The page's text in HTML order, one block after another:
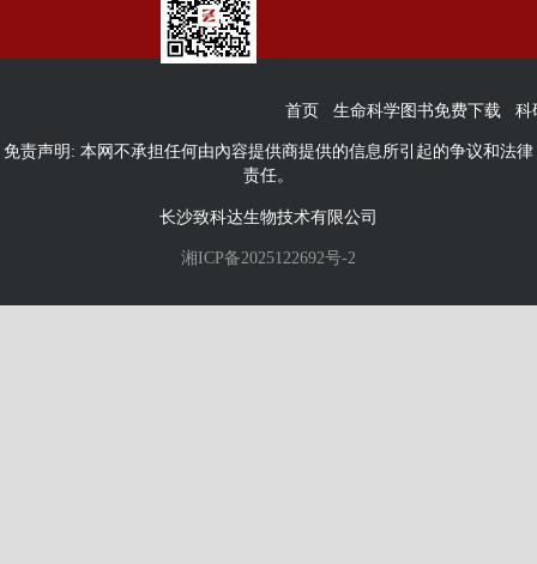
首页 生命科学图书免费下载 科
免责声明: 本网不承担任何由內容提供商提供的信息所引起的争议和法律
责任。
长沙致科达生物技术有限公司
湘ICP备2025122692号-2